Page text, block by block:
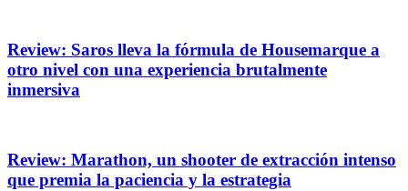
Review: Saros lleva la fórmula de Housemarque a
otro nivel con una experiencia brutalmente
inmersiva
Review: Marathon, un shooter de extracción intenso
que premia la paciencia y la estrategia